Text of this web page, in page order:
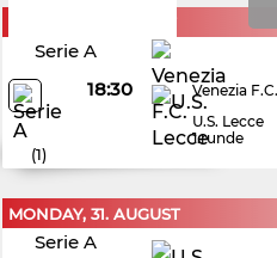
Serie A
18:30
Venezia F.C.
U.S. Lecce
1.runde
(1)
MONDAY, 31. AUGUST
Serie A